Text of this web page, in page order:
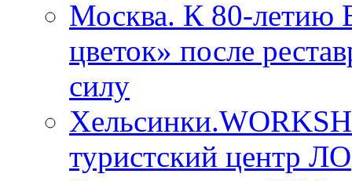
Москва. К 80-
цветок» после
силу
туристский центр ЛО